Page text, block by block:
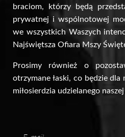
braciom, którzy będą
prywatnej i wspólnotowej
we wszystkich Waszych
Najświętsza Ofiara Mszy
Prosimy również o
otrzymane łaski, co będzie
miłosierdzia udzielanego